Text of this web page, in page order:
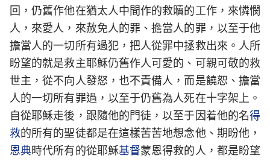
回，仍舊作他在猶太人中間作的救贖的工作，來憐憫
人，來愛人，來赦免人的罪、擔當人的罪，以至于他
擔當人的一切所有過犯，把人從罪中拯救出來。人所
盼望的就是救主耶穌仍舊作人可愛的、可親可敬的救
世主，從不向人發怒，也不責備人，而是饒恕、擔當
人的一切所有罪過，以至于仍舊為人死在十字架上。
自從耶穌走後，跟隨他的門徒，以至于因着他的名得
救的所有的聖徒都是在這樣苦苦地想念他、期盼他，
恩典時代所有的從耶穌基督蒙恩得救的人，都是盼望